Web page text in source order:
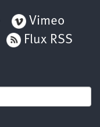
Vimeo
Flux RSS